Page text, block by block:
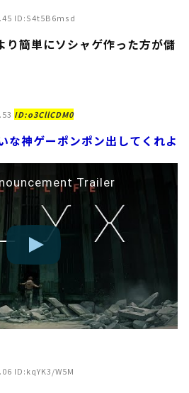
ID:S4t5B6msd
り簡単にソシャゲ作った方が儲
ID:o3CllCDM0
神ゲーポンポン出してくれよ
Trailer
ID:kqYK3/W5M